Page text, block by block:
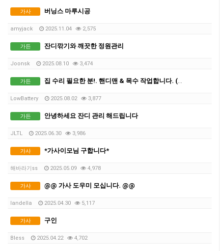
가사 버닝스 마루시공
amyjack 2025.11.04 2,575
가든 잔디깎기와 깨끗한 정원관리
Joonsk 2025.08.10 3,474
가든 집 수리 필요한 분!. 핸디맨 & 목수 작업합니다. (견적 무료)
LowBattery 2025.08.02 3,877
가든 안녕하세요 잔디 관리 해드립니다
JLTL 2025.06.30 3,986
가사 *가사이모님 구합니다*
해바라기ss 2025.05.09 4,978
가사 @@ 가사 도우미 모십니다. @@
landella 2025.04.30 5,117
가사 구인
Bless 2025.04.22 4,702